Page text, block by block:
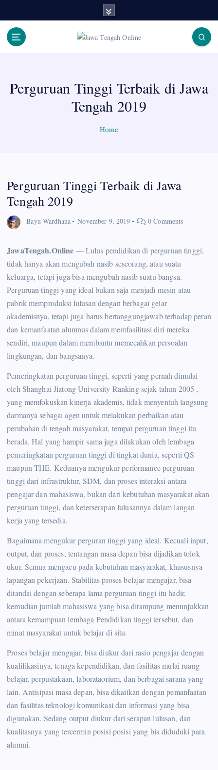
Perguruan Tinggi Terbaik di Jawa
Tengah 2019
Home
Perguruan Tinggi Terbaik di Jawa
Tengah 2019
Bayu Wardhana November 9, 2019 0 Comments
JawaTengah.Online — Lulus pendidikan di perguruan tinggi,
tidak hanya akan mengubah nasib seseorang, atau suatu
keluarga, tetapi juga bisa mengubah nasib suatu bangsa.
Perguruan tinggi yang ideal bukan saja menjadi mesin atau
pabrik memproduksi lulusan dengan berbagai gelar
akademisnya, tetapi juga harus bertanggungjawab terhadap peran
dan kemanfaatan alumnus dalam memfasilitasi diri mereka
sendiri, maupun dalam membantu memecahkan persoalan
lingkungan, dan bangsanya.
Pemeringkatan perguruan tinggi, seperti yang pernah dimulai
oleh Shanghai Jiatong University Ranking sejak tahun 2005 ,
yang memfokuskan kinerja akademis, tidak menyentuh langsung
darmanya sebagai agen untuk melakukan perbaikan atau
perubahan di tengah masyarakat, tempat perguruan tinggi itu
berada. Hal yang hampir sama juga dilakukan oleh lembaga
pemeringkatan perguruan tinggi di tingkat dunia, seperti QS
maupun THE. Keduanya mengukur performance perguruan
tinggi dari infrastruktur, SDM, dan proses interaksi antara
pengajar dan mahasiswa, bukan dari kebutuhan masyarakat akan
perguruan tinggi, dan keterserapan lulusannya dalam langan
kerja yang tersedia.
Bagaimana mengukur perguran tinggi yang ideal. Kecuali input,
output, dan proses, tentangan masa depan bisa dijadikan tolok
ukur. Semua mengacu pada kebutuhan masyarakat, khususnya
lapangan pekerjaan. Stabilitas proses belajar mengajar, bisa
ditandai dengan seberapa lama perguruan tinggi itu hadir,
kemudian jumlah mahasiswa yang bisa ditampung menunjukkan
antara kemampuan lembaga Pendidikan tinggi tersebut, dan
minat masyarakat untuk belajar di situ.
Proses belajar mengajar, bisa diukur dari rasio pengajar dengan
kualifikasinya, tenaga kependidikan, dan fasilitas mulai ruang
belajar, perpustakaan, laborataorium, dan berbagai sarana yang
lain. Antisipasi masa depan, bisa dikaitkan dengan pemanfaatan
dan fasilitas teknologi komunikasi dan informasi yang bisa
digunakan. Sedang output diukur dari serapan lulusan, dan
kualitasnya yang tercermin posisi posisi yang bia diduduki para
alumni.